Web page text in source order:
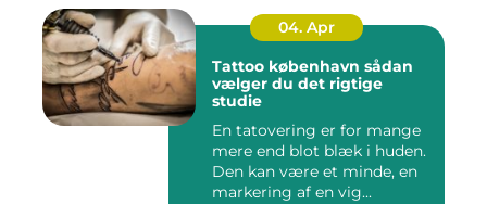
04. Apr
Tattoo københavn sådan
vælger du det rigtige
studie
En tatovering er for mange
mere end blot blæk i huden.
Den kan være et minde, en
markering af en vig...